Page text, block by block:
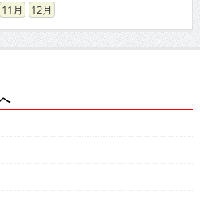
11 12